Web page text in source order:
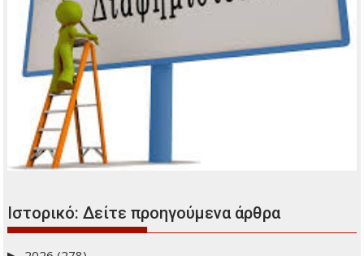
Ιστορικό: Δείτε προηγούμενα άρθρα